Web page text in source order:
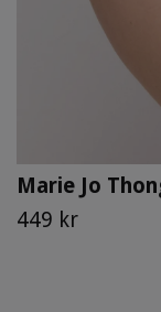
Marie Jo
449 kr